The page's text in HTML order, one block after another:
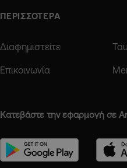
ΠΕΡΙΣΣΟΤΕΡΑ
Διαφημιστείτε
Επικοινωνία
Κατεβάστε την εφαρμογή σε